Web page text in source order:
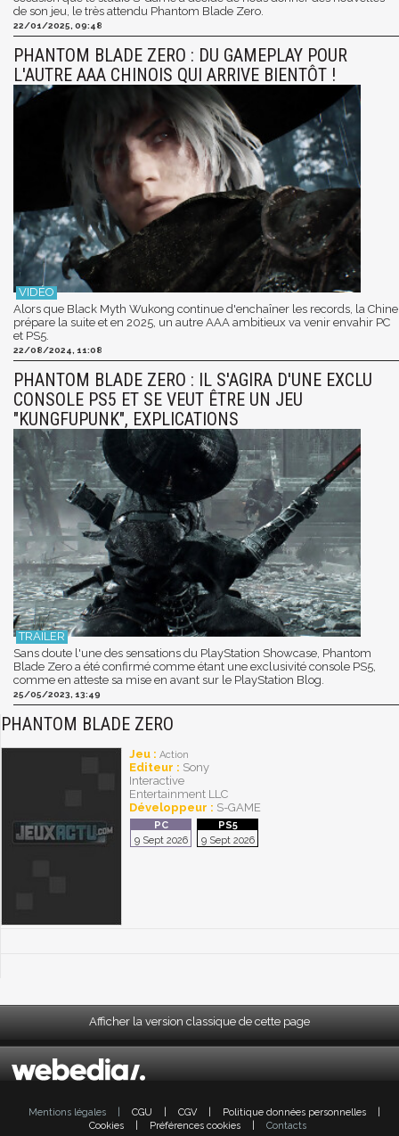
de son jeu, le très attendu Phantom Blade Zero.
22/01/2025, 09:48
PHANTOM BLADE ZERO : DU GAMEPLAY POUR
L'AUTRE AAA CHINOIS QUI ARRIVE BIENTÔT !
Alors que Black Myth Wukong continue d'enchaîner les records, la Chine
prépare la suite et en 2025, un autre AAA ambitieux va venir envahir PC
et PS5.
22/08/2024, 11:08
PHANTOM BLADE ZERO : IL S'AGIRA D'UNE EXCLU
CONSOLE PS5 ET SE VEUT ÊTRE UN JEU
"KUNGFUPUNK", EXPLICATIONS
Sans doute l'une des sensations du PlayStation Showcase, Phantom
Blade Zero a été confirmé comme étant une exclusivité console PS5,
comme en atteste sa mise en avant sur le PlayStation Blog.
25/05/2023, 13:49
PHANTOM BLADE ZERO
Jeu : Action
Editeur : Sony
Interactive
Entertainment LLC
Développeur : S-GAME
9 Sept 2026 9 Sept 2026
Afficher la version classique de cette page
Mentions légales CGU CGV Politique données personnelles
Cookies
Préférences cookies Contacts